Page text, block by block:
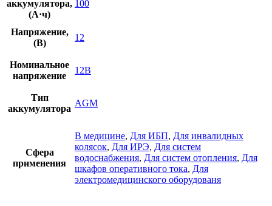
аккумулятора,
(А·ч)
100
Напряжение,
(В)
12
Номинальное
напряжение
12В
Тип
аккумулятора
AGM
Сфера
применения
В медицине, Для ИБП, Для инвалидных
колясок, Для ИРЭ, Для систем
водоснабжения, Для систем отопления, Для
шкафов оперативного тока, Для
электромедицинского оборудованя